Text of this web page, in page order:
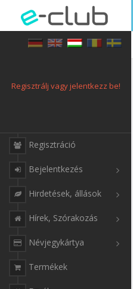
Regisztrálj vagy jelentkezz be!
Regisztráció
Bejelentkezés
Hirdetések, állások
Hírek, Szórakozás
Névjegykártya
Termékek